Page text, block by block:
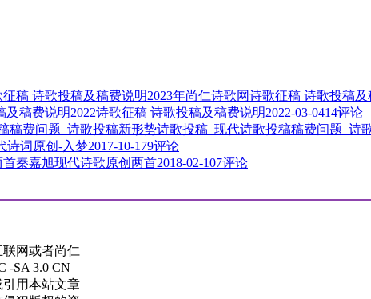
2023年尚仁诗歌网诗歌征稿 诗歌投稿及
2022诗歌征稿 诗歌投稿及稿费说明2022-03-0414评论
诗歌投稿_现代诗歌投稿稿费问题_诗
诗词原创-入梦2017-10-179评论
秦嘉旭现代诗歌原创两首2018-02-107评论
网或者尚仁
-SA 3.0 CN
用本站文章